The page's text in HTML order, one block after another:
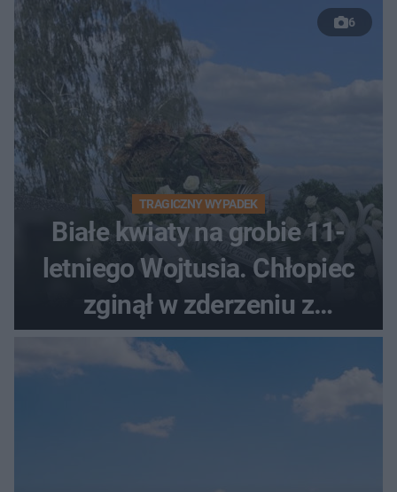
6
TRAGICZNY WYPADEK
Białe kwiaty na grobie 11-
letniego Wojtusia. Chłopiec
zginął w zderzeniu z
kombajnem